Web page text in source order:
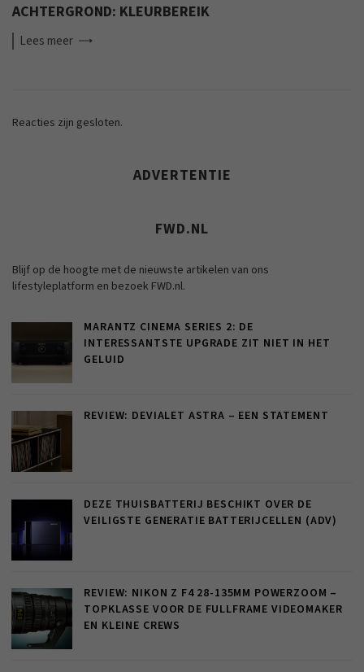
ACHTERGROND: KLEURBEREIK
Lees meer
Reacties zijn gesloten.
ADVERTENTIE
FWD.NL
Blijf op de hoogte met de nieuwste artikelen van ons
lifestyleplatform en bezoek FWD.nl.
MARANTZ CINEMA SERIES 2: DE
INTERESSANTSTE UPGRADE ZIT NIET IN HET
GELUID
REVIEW: DEVIALET ASTRA – EEN STATEMENT
DEZE THUISBATTERIJ BESCHIKT OVER DE
VEILIGSTE GENERATIE BATTERIJCELLEN (ADV)
REVIEW: NIKON Z F4 28-135MM POWERZOOM –
TOPKLASSE VOOR DE FULLFRAME VIDEOMAKER
EN KLEINE CREWS